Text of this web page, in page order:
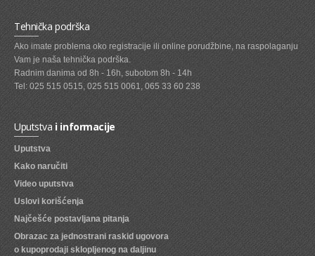
KISELISI
KECAP, SENF, REN, PARADAJZ,SOS
KOMPOTI
SVEZE VOCE
SVEZE POVRCE
DZEMOVI, MARMALADE I MED
BOMBONI
ZVAKE
LIZALICE
COKOLADE
Tehnička podrška
Ako imate problema oko registracije ili online porudžbine, na raspolaganju
Vam je naša tehnička podrška.
Radnim danima od 8h - 16h, subotom 8h - 14h
Tel: 025 515 0515, 025 515 0061, 065 33 60 238
Uputstvai informacije
Uputstva
Kako naručiti
Video uputstva
Uslovi korišćenja
Najčešće postavljana pitanja
Obrazac za jednostrani raskid ugovora
o kupoprodaji sklopljenog na daljinu